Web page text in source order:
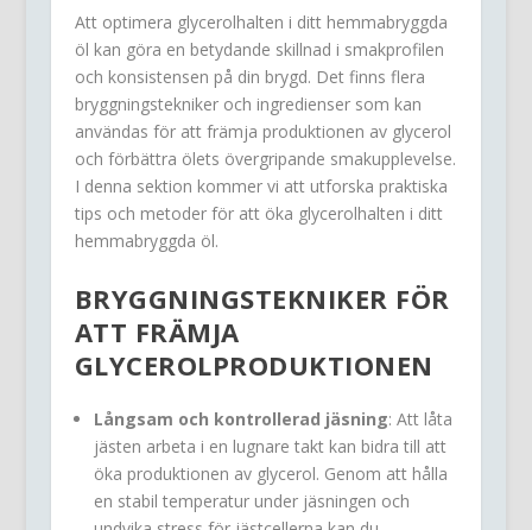
Att optimera glycerolhalten i ditt hemmabryggda
öl kan göra en betydande skillnad i smakprofilen
och konsistensen på din brygd. Det finns flera
bryggningstekniker och ingredienser som kan
användas för att främja produktionen av glycerol
och förbättra ölets övergripande smakupplevelse.
I denna sektion kommer vi att utforska praktiska
tips och metoder för att öka glycerolhalten i ditt
hemmabryggda öl.
BRYGGNINGSTEKNIKER FÖR
ATT FRÄMJA
GLYCEROLPRODUKTIONEN
Långsam och kontrollerad jäsning: Att låta
jästen arbeta i en lugnare takt kan bidra till att
öka produktionen av glycerol. Genom att hålla
en stabil temperatur under jäsningen och